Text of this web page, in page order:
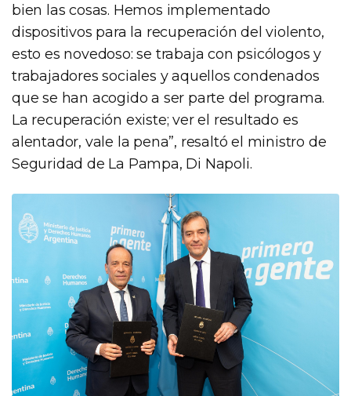
bien las cosas. Hemos implementado
dispositivos para la recuperación del violento,
esto es novedoso: se trabaja con psicólogos y
trabajadores sociales y aquellos condenados
que se han acogido a ser parte del programa.
La recuperación existe; ver el resultado es
alentador, vale la pena”, resaltó el ministro de
Seguridad de La Pampa, Di Napoli.